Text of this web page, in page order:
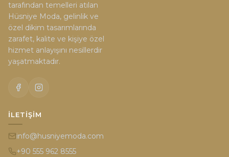
tarafından temelleri atılan
Hüsniye Moda, gelinlik ve
özel dikim tasarımlarında
zarafet, kalite ve kişiye özel
hizmet anlayışını nesillerdir
yaşatmaktadır.
İLETIŞIM
info@husniyemoda.com
+90 555 962 8555